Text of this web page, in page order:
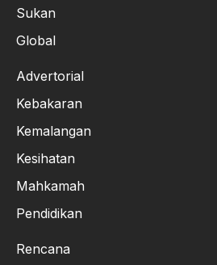
Sukan
Global
Advertorial
Kebakaran
Kemalangan
Kesihatan
Mahkamah
Pendidikan
Rencana